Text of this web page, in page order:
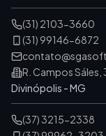
(31) 2103-3660
(31) 99146-6872
R. Campos Sáles,
Divinópolis - MG
(37) 3215-2338